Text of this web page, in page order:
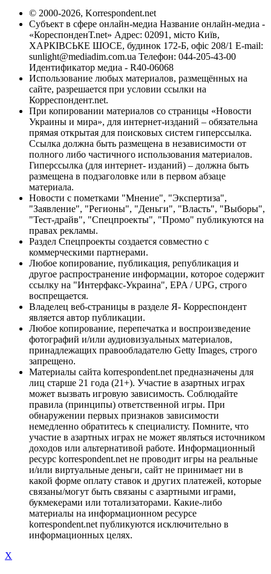
© 2000-2026, Korrespondent.net
Субъект в сфере онлайн-медиа Название онлайн-медиа -
«КореспонденТ.net» Адрес: 02091, місто Київ,
ХАРКІВСЬКЕ ШОСЕ, будинок 172-Б, офіс 208/1 E-mail:
sunlight@mediadim.com.ua Телефон: 044-205-43-00
Идентификатор медиа - R40-06068
Использование любых материалов, размещённых на
сайте, разрешается при условии ссылки на
Корреспондент.net.
При копировании материалов со страницы «Новости
Украины и мира», для интернет-изданий – обязательна
прямая открытая для поисковых систем гиперссылка.
Ссылка должна быть размещена в независимости от
полного либо частичного использования материалов.
Гиперссылка (для интернет- изданий) – должна быть
размещена в подзаголовке или в первом абзаце
материала.
Новости с пометками "Мнение", "Экспертиза",
"Заявление", "Регионы", "Деньги", "Власть", "Выборы",
"Тест-драйв", "Спецпроекты", "Промо" публикуются на
правах рекламы.
Раздел Спецпроекты создается совместно с
коммерческими партнерами.
Любое копирование, публикация, републикация и
другое распространение информации, которое содержит
ссылку на "Интерфакс-Украина", EPA / UPG, строго
воспрещается.
Владелец веб-страницы в разделе Я- Корреспондент
является автор публикации.
Любое копирование, перепечатка и воспроизведение
фотографий и/или аудиовизуальных материалов,
принадлежащих правообладателю Getty Images, строго
запрещено.
Материалы сайта korrespondent.net предназначены для
лиц старше 21 года (21+). Участие в азартных играх
может вызвать игровую зависимость. Соблюдайте
правила (принципы) ответственной игры. При
обнаружении первых признаков зависимости
немедленно обратитесь к специалисту. Помните, что
участие в азартных играх не может являться источником
доходов или альтернативой работе. Информационный
ресурс korrespondent.net не проводит игры на реальные
и/или виртуальные деньги, сайт не принимает ни в
какой форме оплату ставок и других платежей, которые
связаны/могут быть связаны с азартными играми,
букмекерами или тотализаторами. Какие-либо
материалы на информационном ресурсе
korrespondent.net публикуются исключительно в
информационных целях.
X